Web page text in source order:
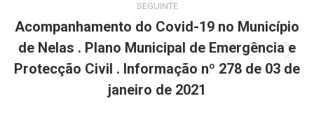
SEGUINTE
Next
post:
Acompanhamento do Covid-19 no Município
de Nelas . Plano Municipal de Emergência e
Protecção Civil . Informação nº 278 de 03 de
janeiro de 2021